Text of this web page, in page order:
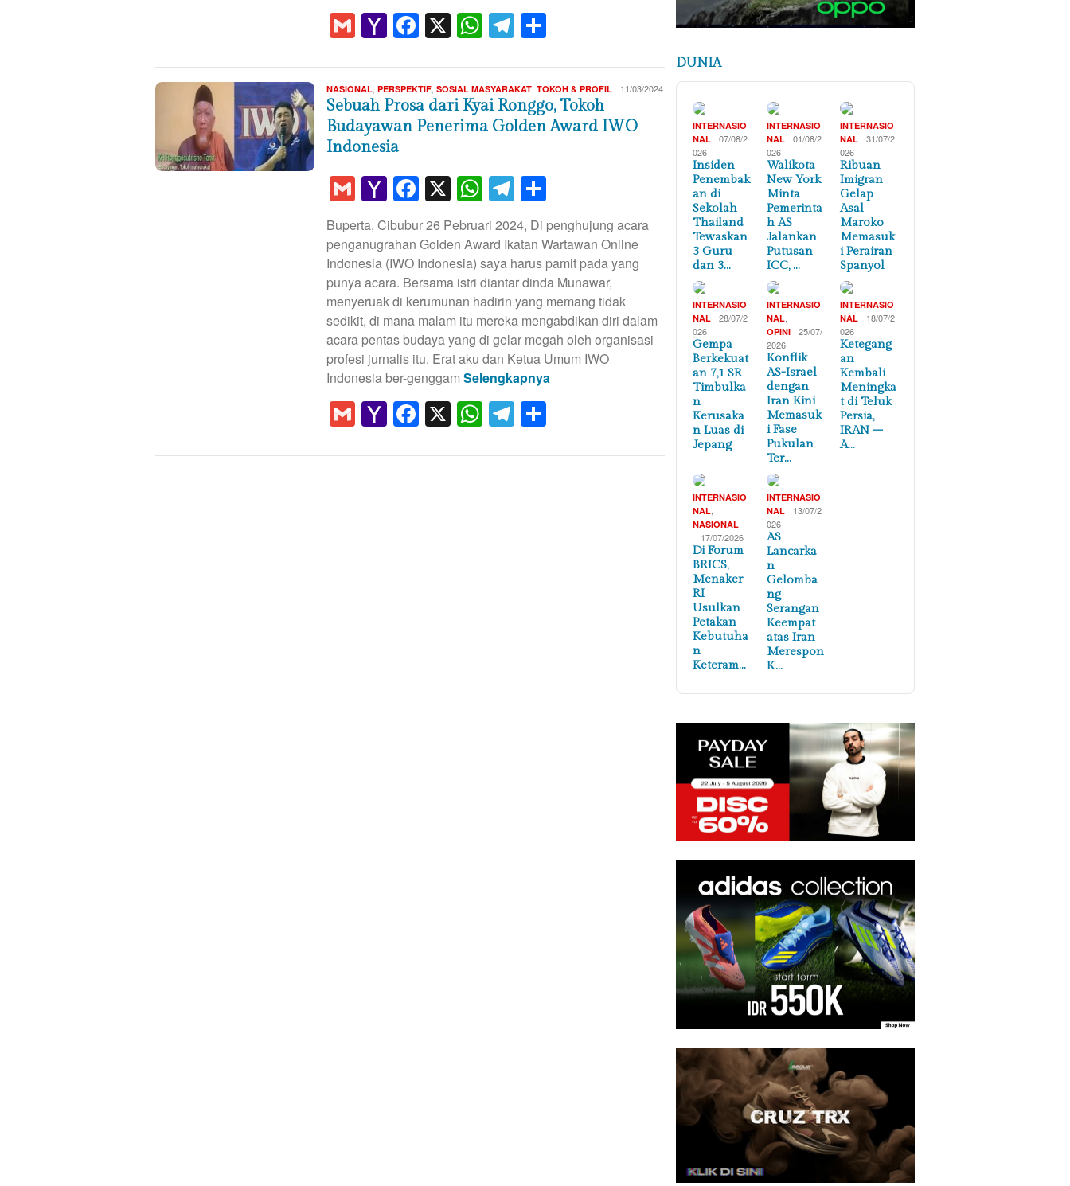
GmailYahoo
Mail
Facebook
X WhatsApp
Telegram
NASIONAL PERSPEKTIF SOSIAL MASYARAKAT TOKOH & PROFIL Hasan
11/03/2024
Sebuah Prosa dari Kyai Ronggo, Tokoh
Budayawan Penerima Golden Award IWO
Indonesia
GmailYahoo
Mail
Facebook
X WhatsApp
Telegram
Buperta, Cibubur 26 Pebruari 2024, Di penghujung acara
penganugrahan Golden Award Ikatan Wartawan Online
Indonesia (IWO Indonesia) saya harus pamit pada yang
punya acara. Bersama istri diantar dinda Munawar,
menyeruak di kerumunan hadirin yang memang tidak
sedikit, di mana malam itu mereka mengabdikan diri dalam
acara pentas budaya yang di gelar megah oleh organisasi
profesi jurnalis itu. Erat aku dan Ketua Umum IWO
Indonesia ber-genggam Selengkapnya
GmailYahoo
Mail
Facebook
X WhatsApp
Telegram
DUNIA
INTERNASIO
NAL
07/08/2
026
Insiden
Penembak
an di
Sekolah
Thailand
Tewaskan
3 Guru
dan 3…
INTERNASIO
NAL
01/08/2
026
Walikota
New York
Minta
Pemerinta
h AS
Jalankan
Putusan
ICC, …
INTERNASIO
NAL
31/07/2
026
Ribuan
Imigran
Gelap
Asal
Maroko
Memasuk
i Perairan
Spanyol
INTERNASIO
NAL
28/07/2
026
Gempa
Berkekuat
an 7,1 SR
Timbulka
n
Kerusaka
n Luas di
Jepang
INTERNASIO
NAL,
OPINI
25/07/
2026
Konflik
AS-Israel
dengan
Iran Kini
Memasuk
i Fase
Pukulan
Ter…
INTERNASIO
NAL
18/07/2
026
Ketegang
an
Kembali
Meningka
t di Teluk
Persia,
IRAN –
A…
INTERNASIO
NAL
NASIONAL
17/07/2026
Di Forum
BRICS,
Menaker
RI
Usulkan
Petakan
Kebutuha
n
Keteram…
INTERNASIO
NAL
13/07/2
026
AS
Lancarka
n
Gelomba
ng
Serangan
Keempat
atas Iran
Merespon
K…